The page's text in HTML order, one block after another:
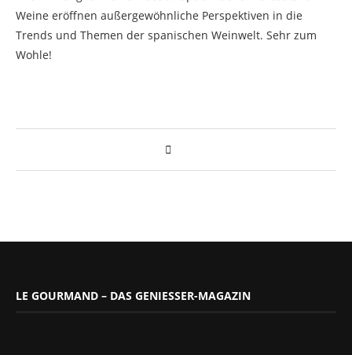
Weine eröffnen außergewöhnliche Perspektiven in die
Trends und Themen der spanischen Weinwelt. Sehr zum
Wohle!
LE GOURMAND – DAS GENIESSER-MAGAZIN